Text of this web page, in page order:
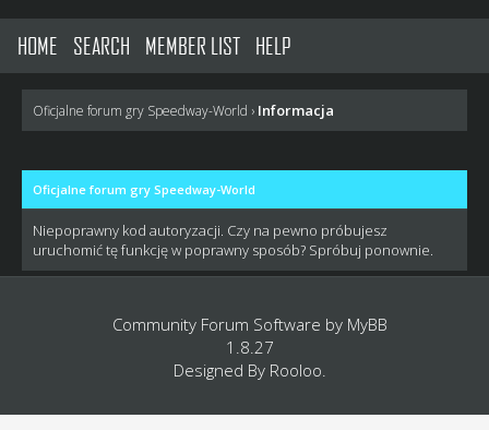
HOME SEARCH MEMBER LIST HELP
Oficjalne forum gry Speedway-World › Informacja
Oficjalne forum gry Speedway-World
Niepoprawny kod autoryzacji. Czy na pewno próbujesz
uruchomić tę funkcję w poprawny sposób? Spróbuj ponownie.
Community Forum Software by MyBB
1.8.27
Designed By Rooloo.